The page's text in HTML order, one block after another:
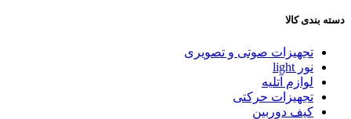
دسته بندی کالا
تجهیزات صوتی و تصویری
نور light
لوازم آتلیه
تجهیزات حرکتی
کیف دوربین